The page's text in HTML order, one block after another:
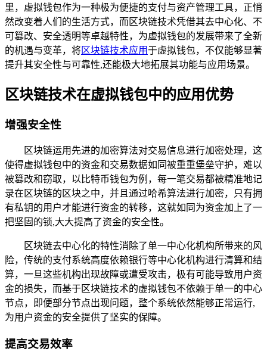
里，虚拟钱包作为一种极为便捷的支付与资产管理工具，正悄
然改变着人们的生活方式，而区块链技术凭借其去中心化、不
可篡改、安全透明等卓越特性，为虚拟钱包的发展带来了全新
的机遇与变革，将区块链技术应用于虚拟钱包，不仅能够显著
提升其安全性与可靠性,还能极大地拓展其功能与应用场景。
区块链技术在虚拟钱包中的应用优势
增强安全性
区块链运用先进的加密算法对交易信息进行加密处理，这
使得虚拟钱包中的资金和交易数据如同被重重堡垒守护，难以
被篡改和窃取，以比特币钱包为例，每一笔交易都被精准地记
录在区块链的区块之中，并且通过哈希算法进行加密，只有拥
有私钥的用户才能进行资金的转移，这就如同为资金加上了一
把坚固的锁,大大提高了资金的安全性。
区块链去中心化的特性消除了单一中心化机构所带来的风
险，传统的支付系统高度依赖银行等中心化机构进行清算和结
算，一旦这些机构出现故障或遭受攻击，极有可能导致用户资
金的损失，而基于区块链技术的虚拟钱包不依赖于单一的中心
节点，即便部分节点出现问题，整个系统依然能够正常运行,
为用户资金的安全提供了坚实的保障。
提高交易效率